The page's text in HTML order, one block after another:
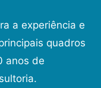
a experiência e
quadros
anos de